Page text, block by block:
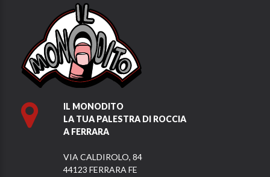
IL MONODITO
LA TUA PALESTRA DI ROCCIA
A FERRARA
VIA CALDIROLO, 84
44123 FERRARA FE